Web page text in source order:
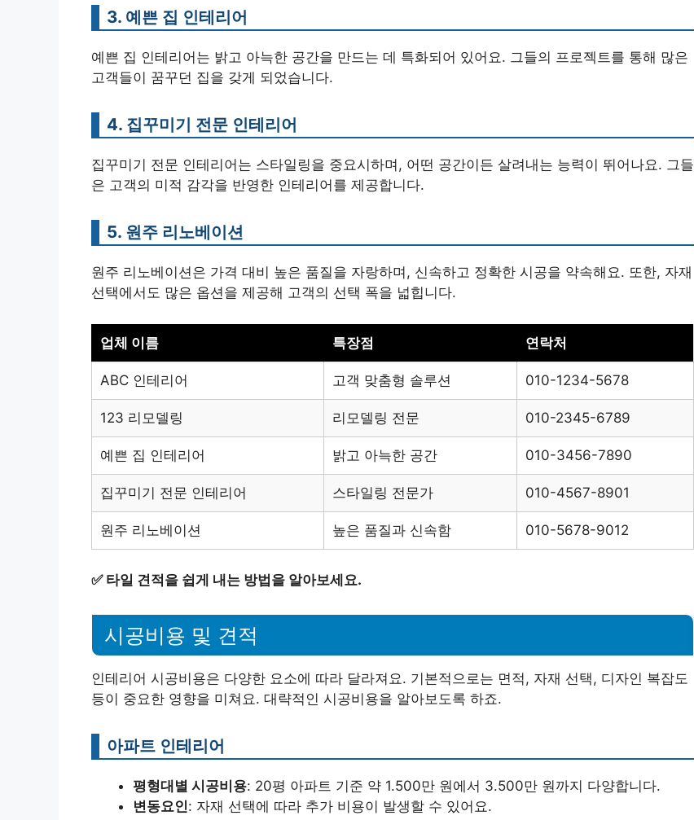
3. 예쁜 집 인테리어
예쁜 집 인테리어는 밝고 아늑한 공간을 만드는 데 특화되어 있어요. 그들의 프로젝트를 통해 많은
고객들이 꿈꾸던 집을 갖게 되었습니다.
4. 집꾸미기 전문 인테리어
집꾸미기 전문 인테리어는 스타일링을 중요시하며, 어떤 공간이든 살려내는 능력이 뛰어나요. 그들
은 고객의 미적 감각을 반영한 인테리어를 제공합니다.
5. 원주 리노베이션
원주 리노베이션은 가격 대비 높은 품질을 자랑하며, 신속하고 정확한 시공을 약속해요. 또한, 자재
선택에서도 많은 옵션을 제공해 고객의 선택 폭을 넓힙니다.
업체 이름 특장점 연락처
ABC 인테리어 고객 맞춤형 솔루션 010-1234-5678
123 리모델링 리모델링 전문 010-2345-6789
예쁜 집 인테리어 밝고 아늑한 공간 010-3456-7890
집꾸미기 전문 인테리어 스타일링 전문가 010-4567-8901
원주 리노베이션 높은 품질과 신속함 010-5678-9012
✅ 타일 견적을 쉽게 내는 방법을 알아보세요.
시공비용 및 견적
인테리어 시공비용은 다양한 요소에 따라 달라져요. 기본적으로는 면적, 자재 선택, 디자인 복잡도
등이 중요한 영향을 미쳐요. 대략적인 시공비용을 알아보도록 하죠.
아파트 인테리어
평형대별 시공비용: 20평 아파트 기준 약 1.500만 원에서 3.500만 원까지 다양합니다.
변동요인: 자재 선택에 따라 추가 비용이 발생할 수 있어요.